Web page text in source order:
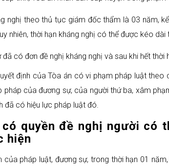
nghị theo thủ tục giám đốc thẩm là 03 năm,
nhiên, thời hạn kháng nghị có thể được kéo
có đơn đề nghị kháng nghị và sau khi hết
định của Tòa án có vi phạm pháp luật
pháp của đương sự, của người thứ ba, xâm
đã có hiệu lực pháp luật đó.
có quyền đề nghị người có
hiện
của pháp luật, đương sự, trong thời hạn 01